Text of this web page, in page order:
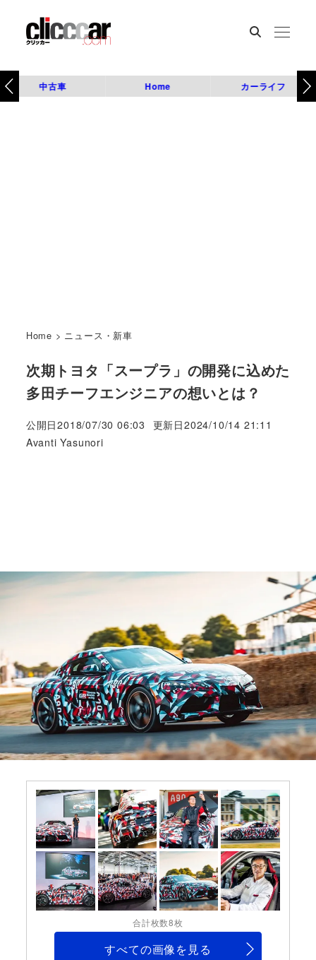
中古車 Home カーライフ
Home > ニュース・新車
次期トヨタ「スープラ」の開発に込めた
多田チーフエンジニアの想いとは？
公開日2018/07/30 06:03 更新日2024/10/14 21:11
著
Avanti Yasunori
合計枚数8枚
すべての画像を見る